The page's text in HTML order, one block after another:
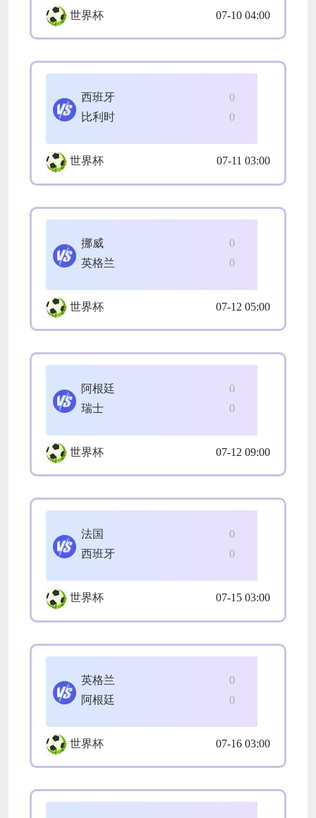
世界杯 07-10 04:00
0
西班牙
0
比利时
世界杯 07-11 03:00
0
挪威
0
英格兰
世界杯 07-12 05:00
0
阿根廷
0
瑞士
世界杯 07-12 09:00
0
法国
0
西班牙
世界杯 07-15 03:00
0
英格兰
0
阿根廷
世界杯 07-16 03:00